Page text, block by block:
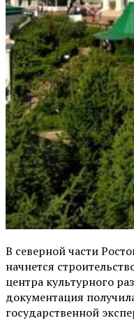
В северной части
начнется
центра культурного
документация
государственной